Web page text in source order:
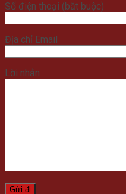
Số điện thoại (bắt buộc)
Địa chỉ Email
Lời nhắn